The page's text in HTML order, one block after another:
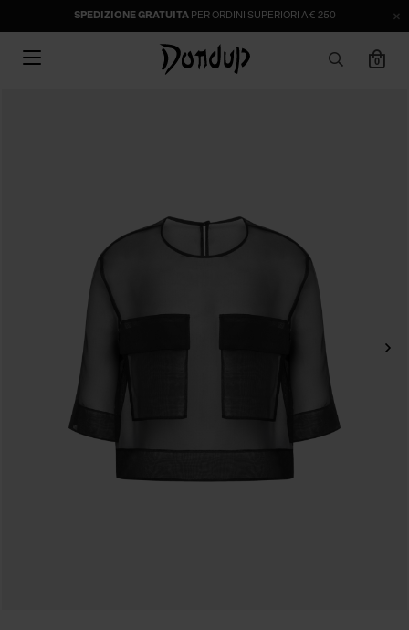
SPEDIZIONE GRATUITAPER ORDINI SUPERIORI A € 250
0